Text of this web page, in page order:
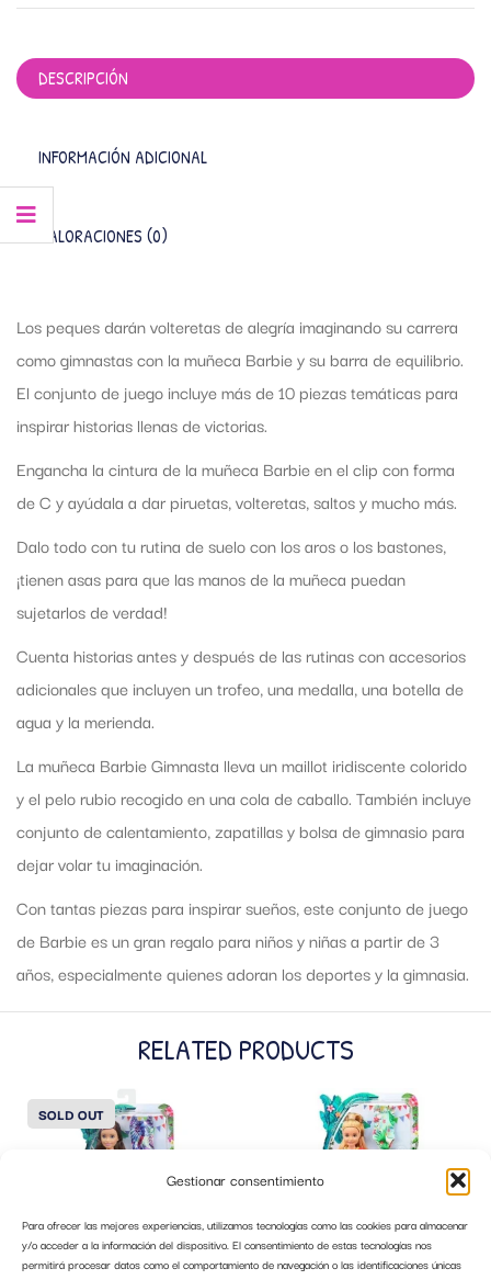
Gestionar consentimiento
Para ofrecer las mejores experiencias, utilizamos tecnologías como las cookies para almacenar
y/o acceder a la información del dispositivo. El consentimiento de estas tecnologías nos
permitirá procesar datos como el comportamiento de navegación o las identificaciones únicas
DESCRIPCIÓN
INFORMACIÓN ADICIONAL
VALORACIONES (0)
Los peques darán volteretas de alegría imaginando su carrera
como gimnastas con la muñeca Barbie y su barra de equilibrio.
El conjunto de juego incluye más de 10 piezas temáticas para
inspirar historias llenas de victorias.
Engancha la cintura de la muñeca Barbie en el clip con forma
de C y ayúdala a dar piruetas, volteretas, saltos y mucho más.
Dalo todo con tu rutina de suelo con los aros o los bastones,
¡tienen asas para que las manos de la muñeca puedan
sujetarlos de verdad!
Cuenta historias antes y después de las rutinas con accesorios
adicionales que incluyen un trofeo, una medalla, una botella de
agua y la merienda.
La muñeca Barbie Gimnasta lleva un maillot iridiscente colorido
y el pelo rubio recogido en una cola de caballo. También incluye
conjunto de calentamiento, zapatillas y bolsa de gimnasio para
dejar volar tu imaginación.
Con tantas piezas para inspirar sueños, este conjunto de juego
de Barbie es un gran regalo para niños y niñas a partir de 3
años, especialmente quienes adoran los deportes y la gimnasia.
RELATED PRODUCTS
SOLD OUT